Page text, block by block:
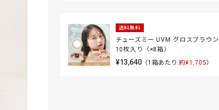
送料無料
チューズミー UVM グロスブラウン
10枚入り（×8箱）
¥13,640（1箱あたり:約¥1,705）